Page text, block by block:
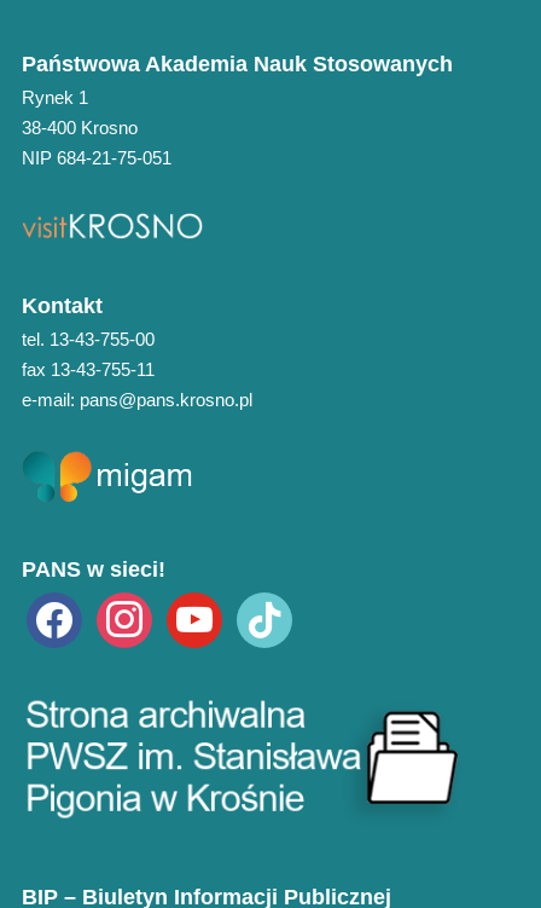
Państwowa Akademia Nauk Stosowanych
Rynek 1
38-400 Krosno
NIP 684-21-75-051
Kontakt
tel. 13-43-755-00
fax 13-43-755-11
e-mail: pans@pans.krosno.pl
PANS w sieci!
facebook instagramyoutube tiktok
BIP – Biuletyn Informacji Publicznej